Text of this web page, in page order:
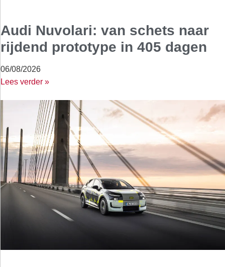
Audi Nuvolari: van schets naar
rijdend prototype in 405 dagen
06/08/2026
Lees verder »